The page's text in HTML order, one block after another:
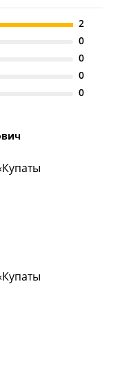
2
0
0
0
0